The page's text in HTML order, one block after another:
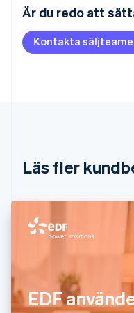
Är du redo att
Kontakta
Läs fler
EDF
Belgien
NederlandsFrançais
Brasilien
PortuguêsEnglish
English
English
Frankrike
English
Gibraltar
English